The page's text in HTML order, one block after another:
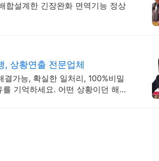
합설계한 긴장완화 면역기능 정상
, 상황연출 전문업체
가능, 확실한 일처리, 100%비밀
기억하세요. 어떤 상황이던 해결